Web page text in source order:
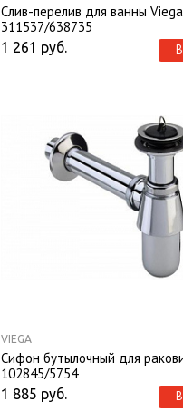
Слив-перелив для ванны Viega
311537/638735
1 261 руб.
VIEGA
Сифон бутылочный для
102845/5754
1 885 руб.